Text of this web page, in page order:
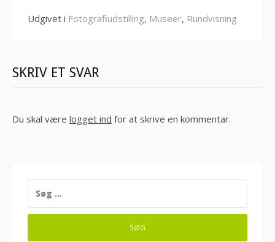
Udgivet i Fotografiudstilling, Museer, Rundvisning
SKRIV ET SVAR
Du skal være logget ind for at skrive en kommentar.
EFTER: